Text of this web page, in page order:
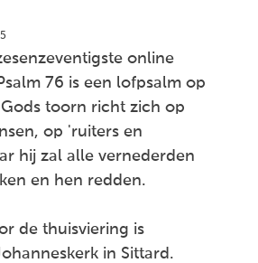
online
76 is een lofpsalm op
toorn richt zich op
op 'ruiters en
hij zal alle vernederden
en hen redden.
de thuisviering is
in Sittard.